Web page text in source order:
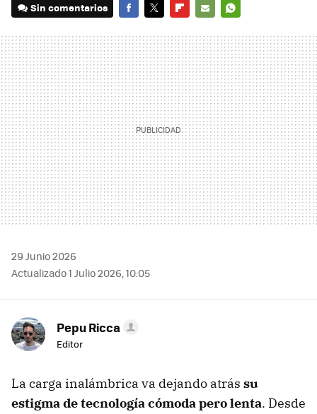
Sin comentarios
MAIL
29 Junio 2026
Actualizado 1 Julio 2026, 10:05
Pepu Ricca
Editor
La carga inalámbrica va dejando atrás su
estigma de tecnología cómoda pero lenta. Desde